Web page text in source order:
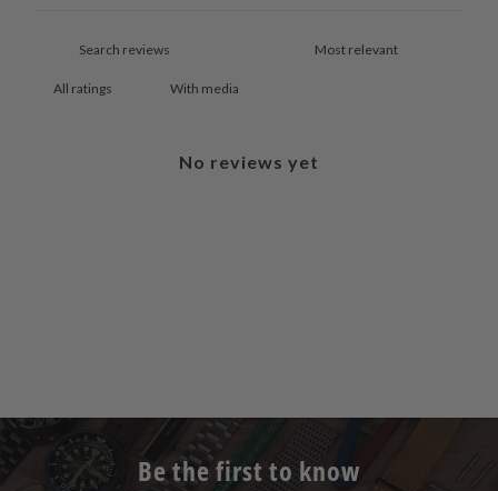
With media
No reviews yet
Be the first to know